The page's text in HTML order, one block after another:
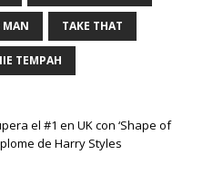
MAN TAKE THAT
TEMPAH
el #1 en UK con ‘Shape of
de Harry Styles